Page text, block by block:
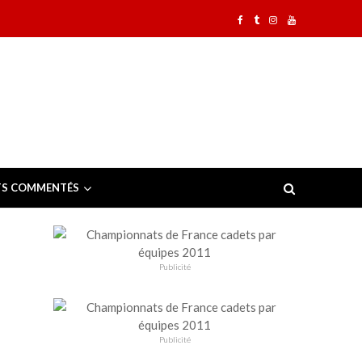
COMMENTÉS
Publicité
Publicité